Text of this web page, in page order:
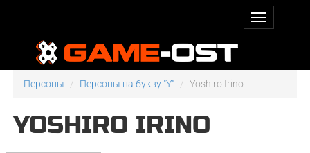
Персоны Персоны на букву "Y" Yoshiro Irino
YOSHIRO IRINO